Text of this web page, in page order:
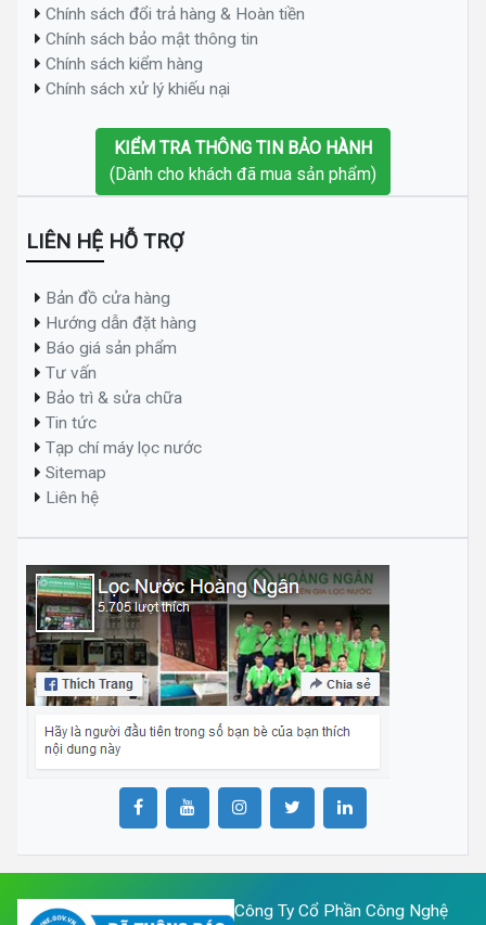
Chính sách đổi trả hàng & Hoàn tiền
Chính sách bảo mật thông tin
Chính sách kiểm hàng
Chính sách xử lý khiếu nại
KIỂM TRA THÔNG TIN BẢO HÀNH
(Dành cho khách đã mua sản phẩm)
LIÊN HỆ HỖ TRỢ
Bản đồ cửa hàng
Hướng dẫn đặt hàng
Báo giá sản phẩm
Tư vấn
Bảo trì & sửa chữa
Tin tức
Tạp chí máy lọc nước
Sitemap
Liên hệ
Công Ty Cổ Phần Công Nghệ